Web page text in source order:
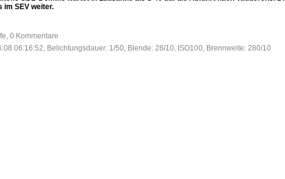
im SEV weiter.
0 Kommentare
06:16:52, Belichtungsdauer: 1/50, Blende: 28/10, ISO100, Brennweite: 280/10